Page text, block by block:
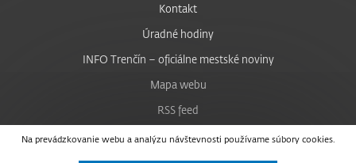
Na prevádzkovanie webu a analýzu návštevnosti používame súbory cookies.
Kontakt
Úradné hodiny
INFO Trenčín – oficiálne mestské noviny
Mapa webu
RSS feed
Nastavenie cookies
Facebook